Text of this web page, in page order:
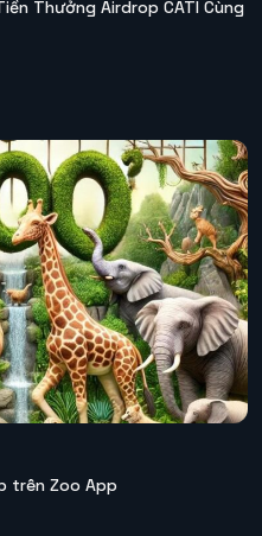
Thưởng Airdrop CATI Cùng
trên Zoo App